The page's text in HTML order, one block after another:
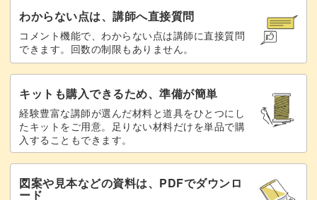
わからない点は、講師へ直接質問
コメント機能で、わからない点は講師に直接質問
できます。回数の制限もありません。
キットも購入できるため、準備が簡単
経験豊富な講師が選んだ材料と道具をひとつにし
たキットをご用意。足りない材料だけを単品で購
入することもできます。
図案や見本などの資料は、PDFでダウンロ
ード